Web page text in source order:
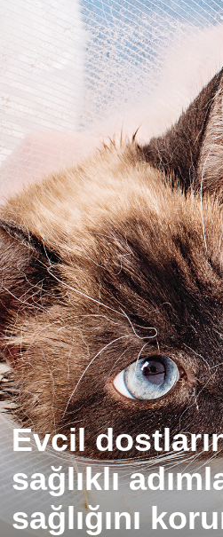
Evcil
sağlıklı
sağlığını